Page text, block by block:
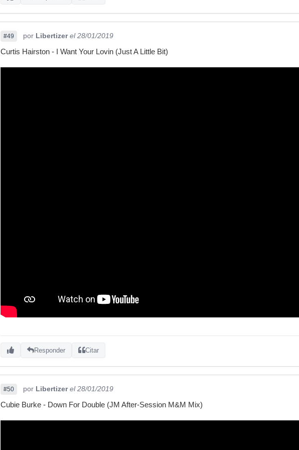
#49 por Libertizer el 28/01/2019
Curtis Hairston - I Want Your Lovin (Just A Little Bit)
Responder Citar
#50 por Libertizer el 28/01/2019
Cubie Burke - Down For Double (JM After-Session M&M Mix)